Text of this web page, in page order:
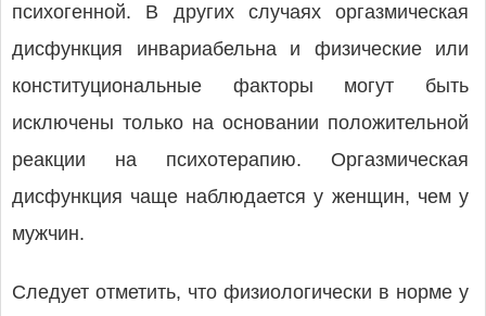
психогенной. В других случаях оргазмическая
дисфункция инвариабельна и физические или
конституциональные факторы могут быть
исключены только на основании положительной
реакции на психотерапию. Оргазмическая
дисфункция чаще наблюдается у женщин, чем у
мужчин.
Следует отметить, что физиологически в норме у